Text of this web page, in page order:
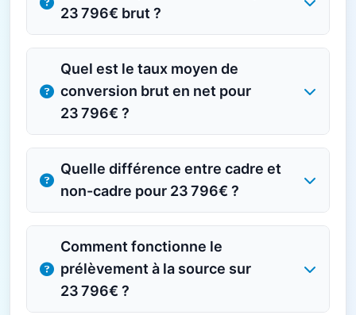
23 796€ brut ?
Quel est le taux moyen de
conversion brut en net pour
23 796€ ?
Quelle différence entre cadre et
non-cadre pour 23 796€ ?
Comment fonctionne le
prélèvement à la source sur
23 796€ ?